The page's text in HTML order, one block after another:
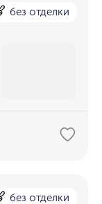
без отделки
без отделки